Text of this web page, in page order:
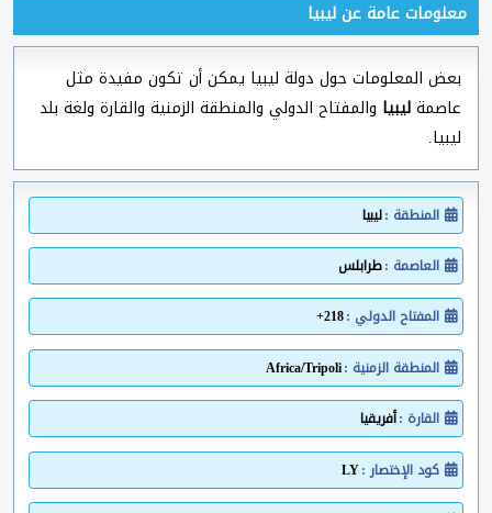
معلومات عامة عن ليبيا
بعض المعلومات حول دولة ليبيا يمكن أن تكون مفيدة مثل
عاصمةليبيا والمفتاح الدولي والمنطقة الزمنية والقارة ولغة بلد
ليبيا.
المنطقة :ليبيا
العاصمة :طرابلس
المفتاح الدولي :218+
المنطقة الزمنية :Africa/Tripoli
القارة :أفريقيا
كود الإختصار :LY